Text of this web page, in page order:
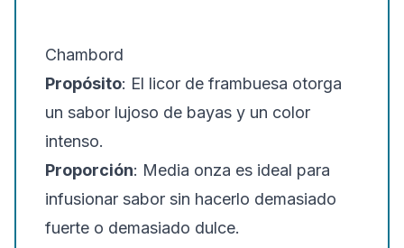
Chambord
Propósito: El licor de frambuesa otorga
un sabor lujoso de bayas y un color
intenso.
Proporción: Media onza es ideal para
infusionar sabor sin hacerlo demasiado
fuerte o demasiado dulce.